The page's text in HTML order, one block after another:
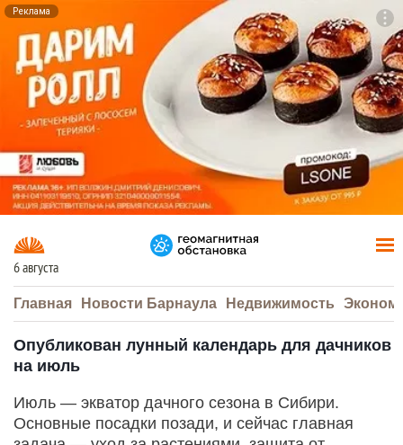
Реклама
6 августа
Главная Новости Барнаула Недвижимость
Опубликован лунный календарь для дачников
на июль
Июль — экватор дачного сезона в Сибири.
Основные посадки позади, и сейчас главная